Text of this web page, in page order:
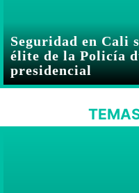
Seguridad en Cali
élite de la Policía
presidencial